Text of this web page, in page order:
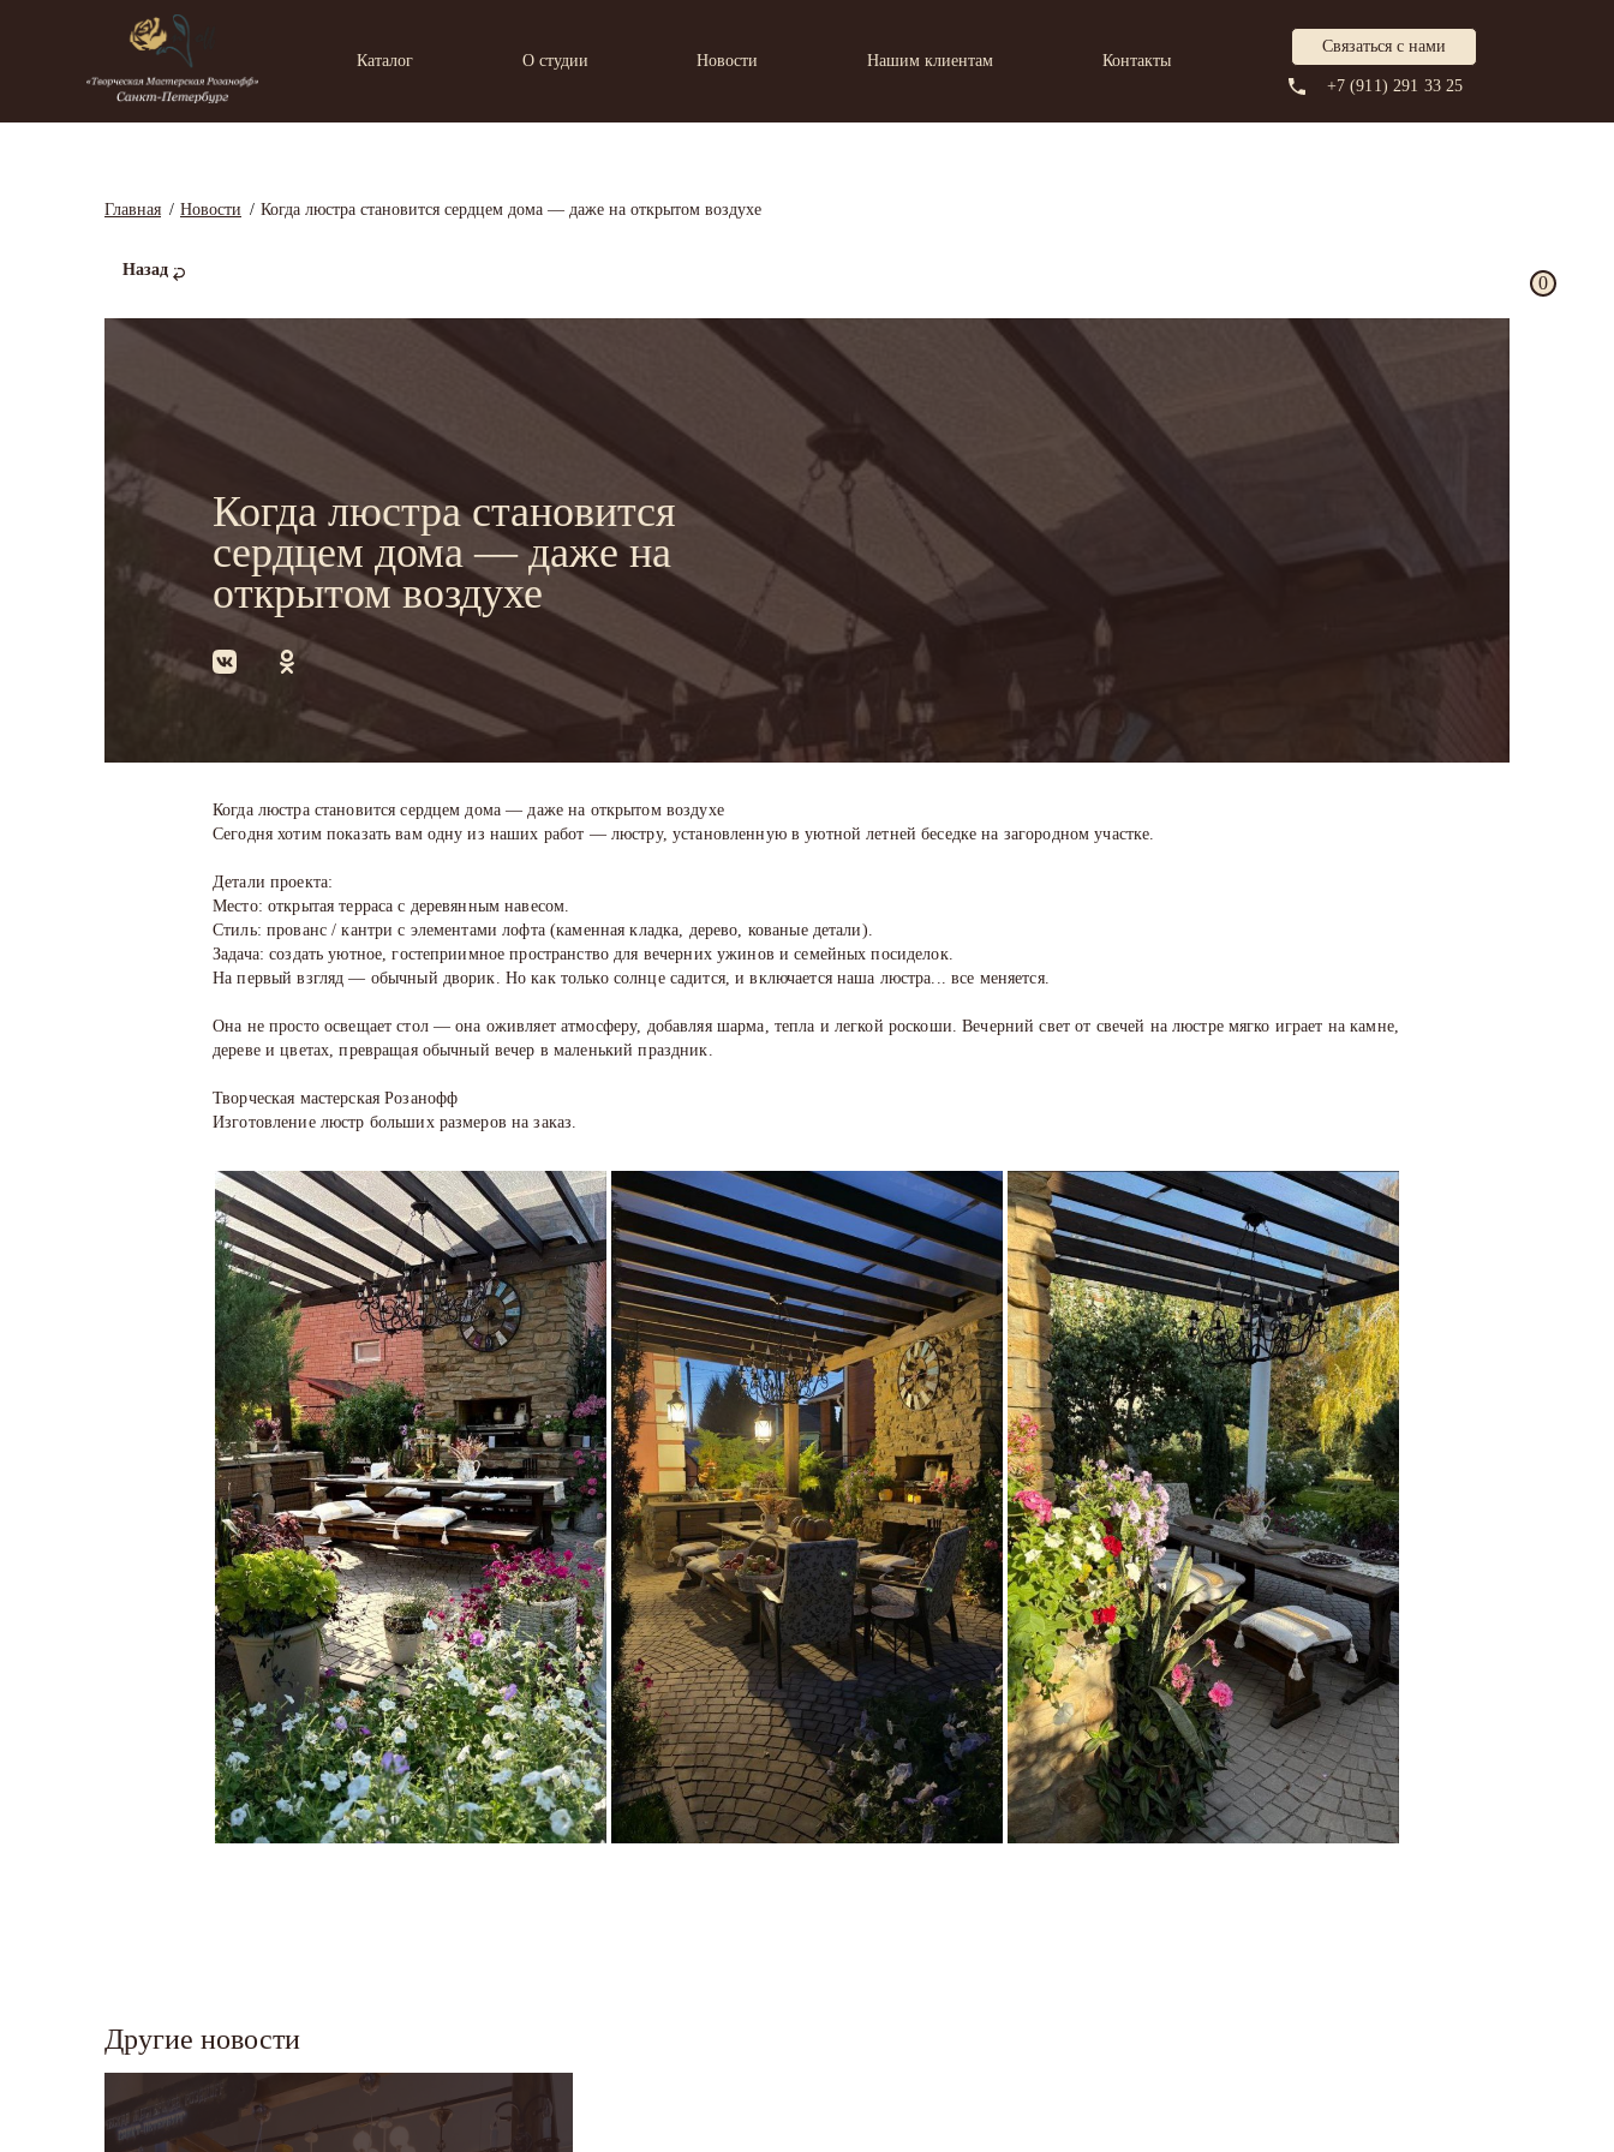
Каталог О студии Новости Нашим клиентам Контакты
Связаться с нами
+7 (911) 291 33 25
0
Главная Новости Когда люстра становится сердцем дома — даже на открытом воздухе
Назад
Когда люстра становится
сердцем дома — даже на
открытом воздухе
Когда люстра становится сердцем дома — даже на открытом воздухе
Сегодня хотим показать вам одну из наших работ — люстру, установленную в уютной летней беседке на загородном участке.
Детали проекта:
Место: открытая терраса с деревянным навесом.
Стиль: прованс / кантри с элементами лофта (каменная кладка, дерево, кованые детали).
Задача: создать уютное, гостеприимное пространство для вечерних ужинов и семейных посиделок.
На первый взгляд — обычный дворик. Но как только солнце садится, и включается наша люстра... все меняется.
Она не просто освещает стол — она оживляет атмосферу, добавляя шарма, тепла и легкой роскоши. Вечерний свет от свечей на люстре мягко играет на камне,
дереве и цветах, превращая обычный вечер в маленький праздник.
Творческая мастерская Розанофф
Изготовление люстр больших размеров на заказ.
Другие новости